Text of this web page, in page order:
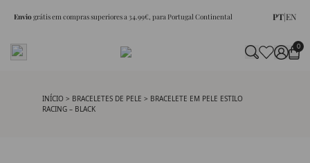
Enviográtis em compras superiores a 34.99€, para Portugal Continental PT|EN
0
INÍCIO > BRACELETES DE PELE > BRACELETE EM PELE ESTILO
RACING – BLACK